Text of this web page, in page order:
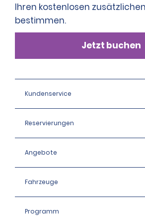
Ihren kostenlosen
bestimmen.
Jetzt buchen
Kundenservice
Reservierungen
Angebote
Fahrzeuge
Programm